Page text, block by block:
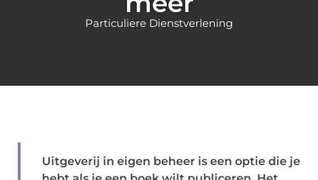
Particuliere Dienstverlening
Uitgeverij in eigen beheer is een optie die je